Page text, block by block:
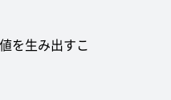
を生み出すこ